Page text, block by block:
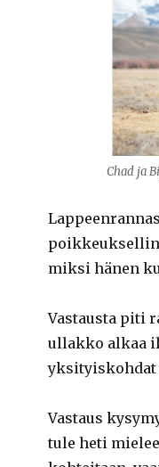
Chad ja
miksi hänen
Vastausta piti
ullakko alkaa
yksityiskohdat
Vastaus
tule heti